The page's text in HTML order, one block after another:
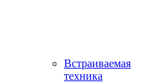
Встраиваемая
техника